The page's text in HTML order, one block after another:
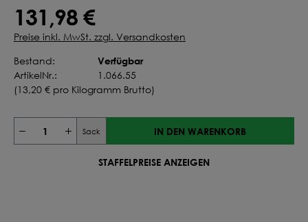
131,98 €
Preise inkl. MwSt. zzgl. Versandkosten
Bestand:
Verfügbar
ArtikelNr.:
1.066.55
(13,20 € pro Kilogramm Brutto)
Sack IN DEN WARENKORB
STAFFELPREISE ANZEIGEN